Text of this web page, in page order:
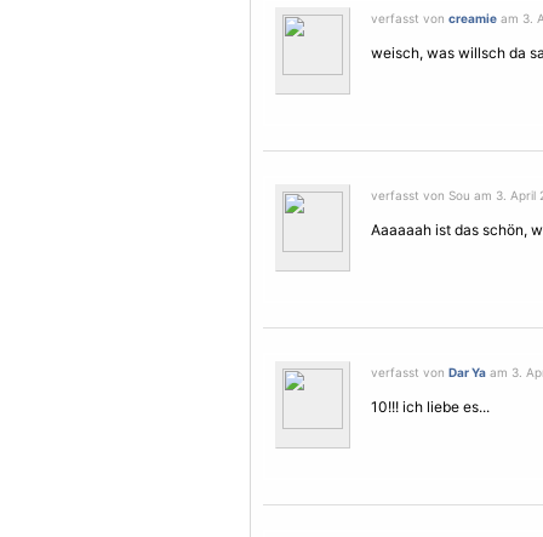
verfasst von creamie am 3.
weisch, was willsch da
verfasst von Sou am 3. April
Aaaaaah ist das schön,
verfasst von Dar Ya am 3.
10!!! ich liebe es...